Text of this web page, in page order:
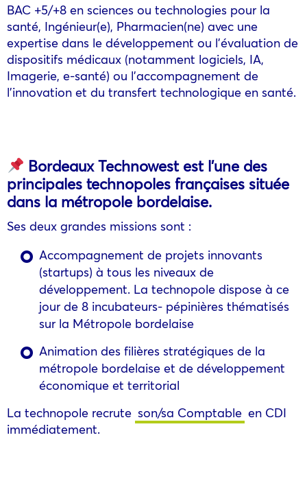
BAC +5/+8 en sciences ou technologies pour la
santé, Ingénieur(e), Pharmacien(ne) avec une
expertise dans le développement ou l’évaluation de
dispositifs médicaux (notamment logiciels, IA,
Imagerie, e-santé) ou l’accompagnement de
l’innovation et du transfert technologique en santé.
Bordeaux Technowest est l’une des
principales technopoles françaises située
dans la métropole bordelaise.
Ses deux grandes missions sont :
Accompagnement de projets innovants
(startups) à tous les niveaux de
développement. La technopole dispose à ce
jour de 8 incubateurs- pépinières thématisés
sur la Métropole bordelaise
Animation des filières stratégiques de la
métropole bordelaise et de développement
économique et territorial
La technopole recrute son/sa Comptable en CDI
immédiatement.